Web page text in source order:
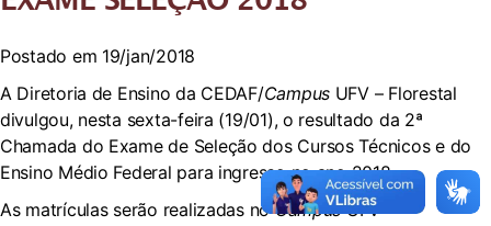
Postado em 19/jan/2018
A Diretoria de Ensino da CEDAF/Campus UFV – Florestal
divulgou, nesta sexta-feira (19/01), o resultado da 2ª
Chamada do Exame de Seleção dos Cursos Técnicos e do
Ensino Médio Federal para ingresso no ano 2018.
As matrículas serão realizadas noCampusUFV –